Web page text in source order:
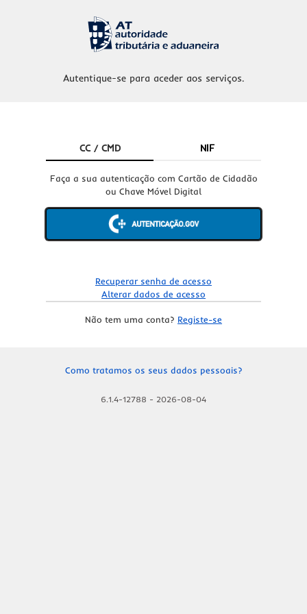
Autentique-se para aceder aos serviços.
CC / CMD NIF
Faça a sua autenticação com Cartão de Cidadão
ou Chave Móvel Digital
Recuperar senha de acesso
Alterar dados de acesso
Não tem uma conta? Registe-se
Como tratamos os seus dados pessoais?
6.1.4-12788 - 2026-08-04